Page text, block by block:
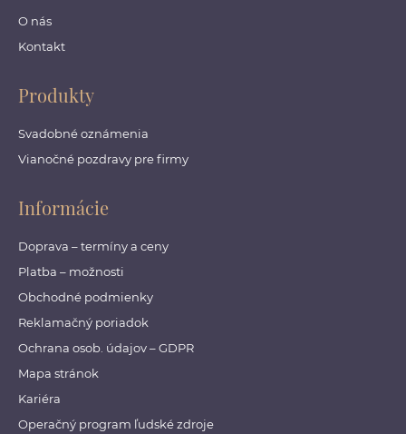
O nás
Kontakt
Produkty
Svadobné oznámenia
Vianočné pozdravy pre firmy
Informácie
Doprava – termíny a ceny
Platba – možnosti
Obchodné podmienky
Reklamačný poriadok
Ochrana osob. údajov – GDPR
Mapa stránok
Kariéra
Operačný program ľudské zdroje